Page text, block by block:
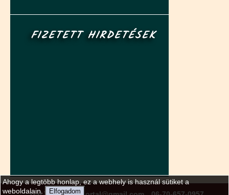
FIZETETT HIRDETÉSEK
Ahogy a legtöbb honlap, ez a webhely is használ sütiket a
weboldalain.
Elfogadom